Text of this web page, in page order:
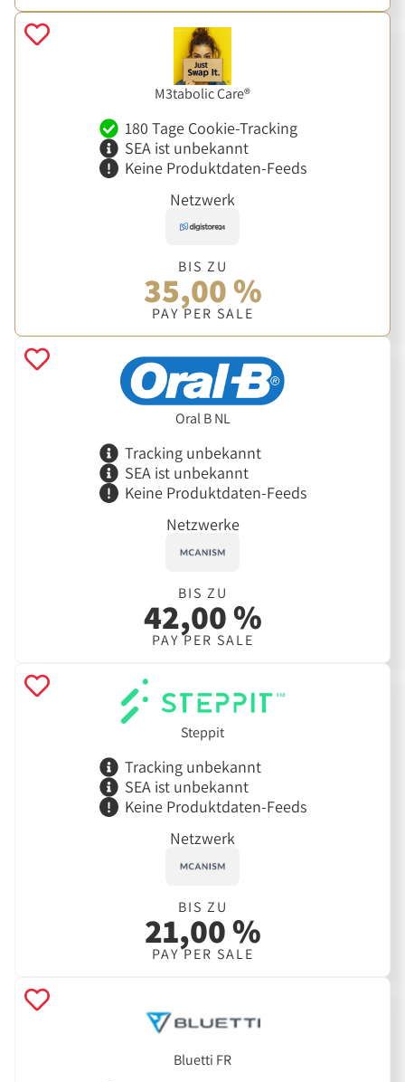
M3tabolic Care®
180 Tage Cookie-Tracking
SEA ist unbekannt
Keine Produktdaten-Feeds
Netzwerk
BIS ZU
35,00 %
PAY PER SALE
Oral B NL
Tracking unbekannt
SEA ist unbekannt
Keine Produktdaten-Feeds
Netzwerke
BIS ZU
42,00 %
PAY PER SALE
Steppit
Tracking unbekannt
SEA ist unbekannt
Keine Produktdaten-Feeds
Netzwerk
BIS ZU
21,00 %
PAY PER SALE
Bluetti FR